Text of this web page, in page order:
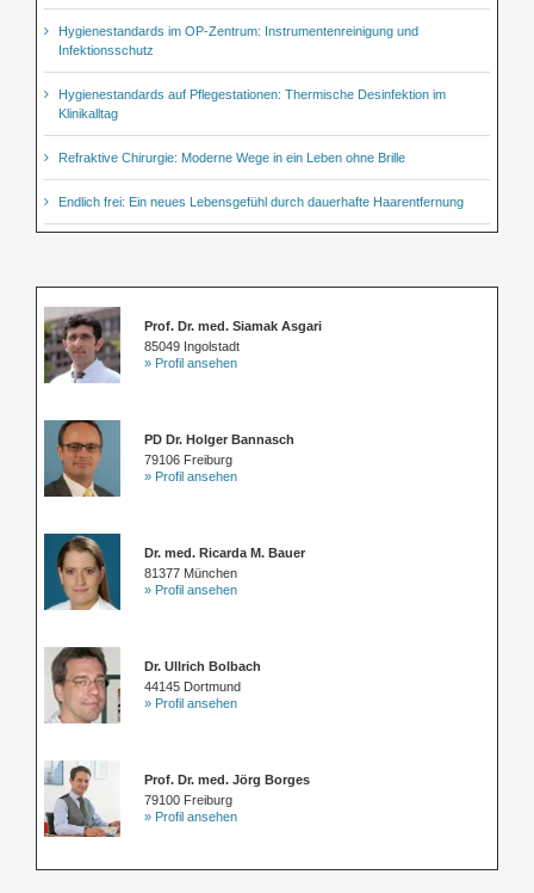
Hygienestandards im OP-Zentrum: Instrumentenreinigung und
Infektionsschutz
Hygienestandards auf Pflegestationen: Thermische Desinfektion im
Klinikalltag
Refraktive Chirurgie: Moderne Wege in ein Leben ohne Brille
Endlich frei: Ein neues Lebensgefühl durch dauerhafte Haarentfernung
Prof. Dr. med. Siamak Asgari
85049 Ingolstadt
» Profil ansehen
PD Dr. Holger Bannasch
79106 Freiburg
» Profil ansehen
Dr. med. Ricarda M. Bauer
81377 München
» Profil ansehen
Dr. Ullrich Bolbach
44145 Dortmund
» Profil ansehen
Prof. Dr. med. Jörg Borges
79100 Freiburg
» Profil ansehen